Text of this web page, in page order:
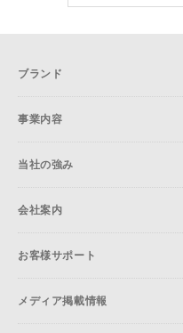
ブランド
事業内容
当社の強み
会社案内
お客様サポート
メディア掲載情報